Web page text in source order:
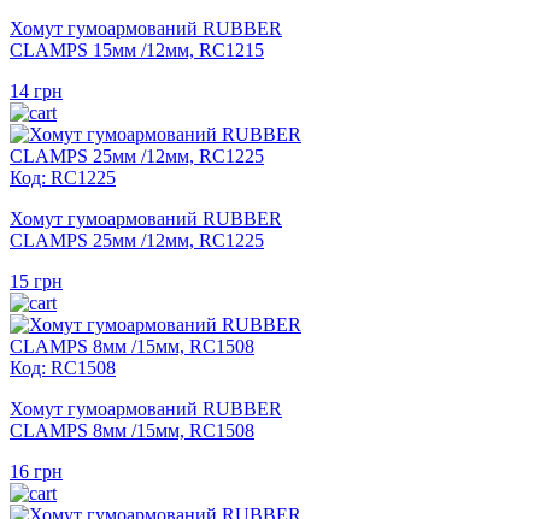
Хомут гумоармований RUBBER
CLAMPS 15мм /12мм, RC1215
14 грн
Код: RC1225
Хомут гумоармований RUBBER
CLAMPS 25мм /12мм, RC1225
15 грн
Код: RC1508
Хомут гумоармований RUBBER
CLAMPS 8мм /15мм, RC1508
16 грн